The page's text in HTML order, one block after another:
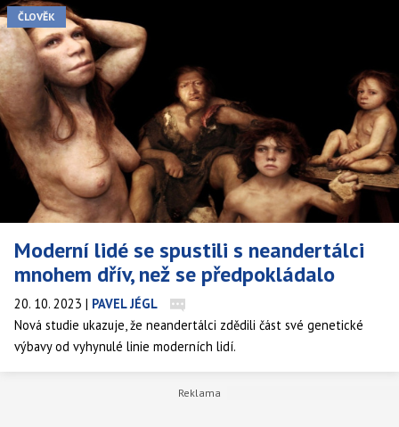
ČLOVĚK
Moderní lidé se spustili s neandertálci
mnohem dřív, než se předpokládalo
20. 10. 2023 | PAVEL JÉGL
Nová studie ukazuje, že neandertálci zdědili část své genetické
výbavy od vyhynulé linie moderních lidí.